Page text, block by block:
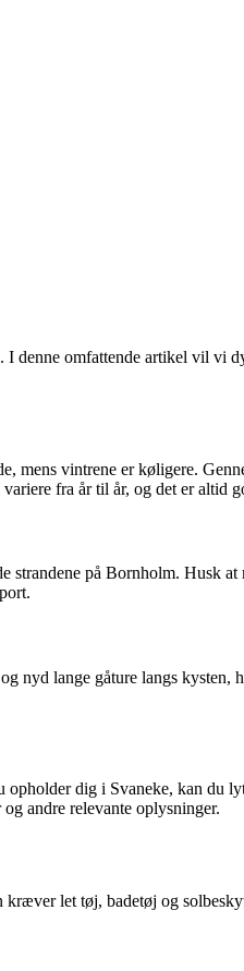
omfattende artikel vil vi
mens vintrene er køligere.
fra år til år, og det er altid
strandene på Bornholm. Husk
nyd lange gåture langs
dig i Svaneke, kan du
andre relevante oplysninger.
let tøj, badetøj og